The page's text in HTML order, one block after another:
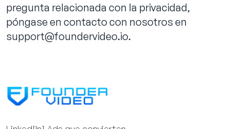
pregunta relacionada con la privacidad,
póngase en contacto con nosotros en
support@foundervideo.io.